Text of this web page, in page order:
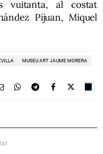
vuitanta, al costat
Pijuan, Miquel
MUSEU ART JAUME MORERA